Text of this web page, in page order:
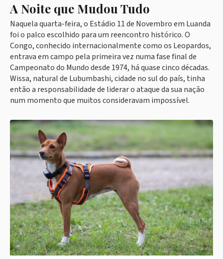
A Noite que Mudou Tudo
Naquela quarta-feira, o Estádio 11 de Novembro em Luanda
foi o palco escolhido para um reencontro histórico. O
Congo, conhecido internacionalmente como os Leopardos,
entrava em campo pela primeira vez numa fase final de
Campeonato do Mundo desde 1974, há quase cinco décadas.
Wissa, natural de Lubumbashi, cidade no sul do país, tinha
então a responsabilidade de liderar o ataque da sua nação
num momento que muitos consideravam impossível.